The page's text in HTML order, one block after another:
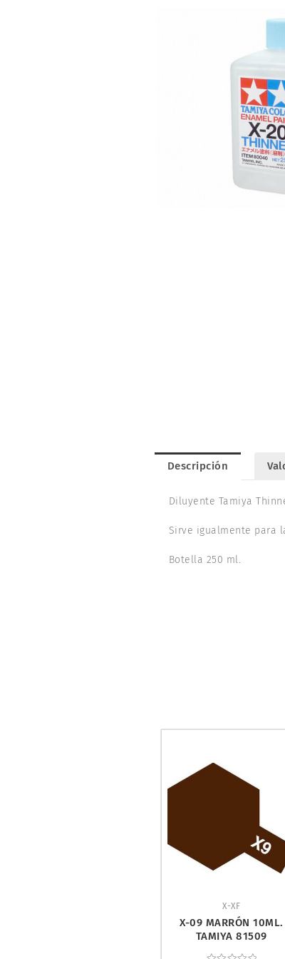
Descripción
Diluyente Tamiya
Sirve igualmente para
Botella 250 ml.
X-XF
X-09 MARRÓN 10ML.
TAMIYA 81509